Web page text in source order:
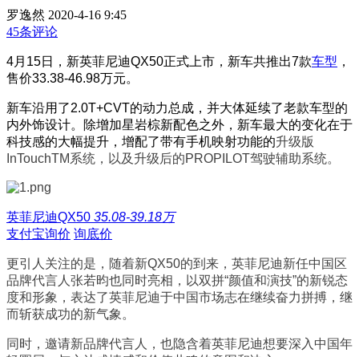
罗逸然 2020-4-16 9:45
45条评论
4月15日，新英菲尼迪QX50正式上市，新车共推出7款车型 ，
售价33.38-46.98万元。
新车沿用了2.0T+CVT的动力总成，并大体延续了老款车型的
内外饰设计。除增加星岩棕新配色之外，新车最大的变化在于
科技感的大幅提升，增配了带有手机映射功能的升级版
InTouchTM系统，以及升级后的PROPILOT驾驶辅助系统。
英菲尼迪QX50 35.08-39.18万
支付宝询价 询底价
更引人关注的是，随着新QX50的到来，英菲尼迪新任中国区
品牌代言人张若昀也同时亮相，以双拼“颜值和演技”的新锐态
度和形象，表达了英菲尼迪于中国市场志在继续奋力拼搏，继
而斩获成功的新气象。
同时，邀请新品牌代言人，也隐含着英菲尼迪想要深入中国年